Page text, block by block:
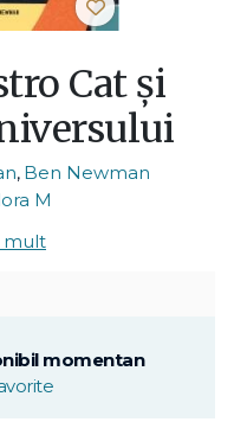
Cat și
, Ben Newman
M
mult
momentan